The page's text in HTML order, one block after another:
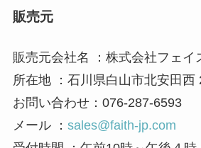
販売元
販売元会社名 ：株式会社フェイ
所在地 ：石川県白山市北安田西
お問い合わせ：076-287-6593
メール ： sales@faith-jp.com